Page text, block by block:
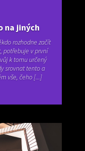
na jiných
rozhodne začít
potřebuje v první
k tomu určený
srovnat tento a
vše, čeho [...]